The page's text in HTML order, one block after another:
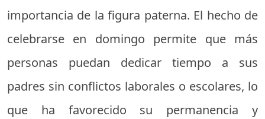
importancia de la figura paterna. El hecho de
celebrarse en domingo permite que más
personas puedan dedicar tiempo a sus
padres sin conflictos laborales o escolares, lo
que ha favorecido su permanencia y